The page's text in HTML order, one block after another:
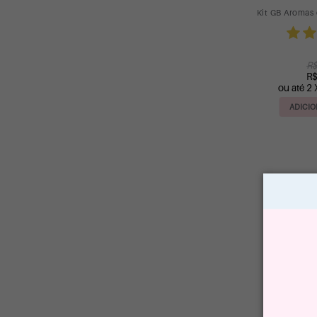
Kit GB
ou até 2